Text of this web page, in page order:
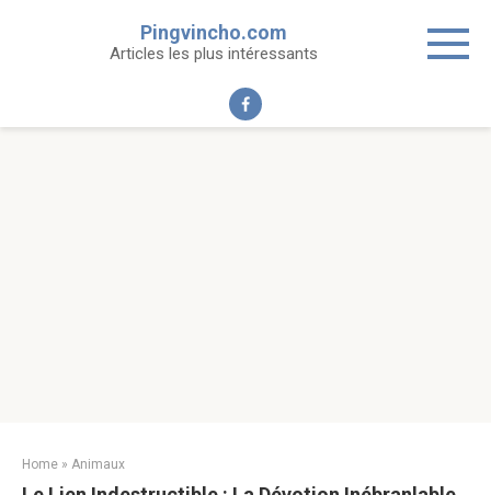
Pingvincho.com
Articles les plus intéressants
Home » Animaux